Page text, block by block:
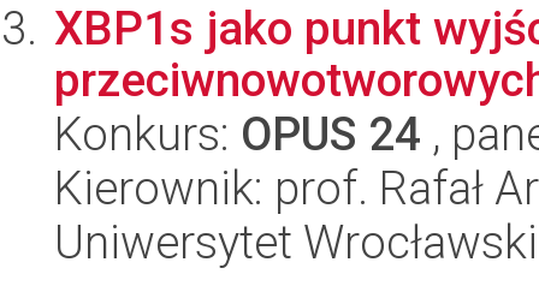
XBP1s jako punkt
Konkurs: OPUS 24 ,
Kierownik: prof. Rafał
Uniwersytet